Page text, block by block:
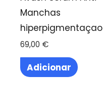
Manchas
hiperpigmentaçao
69,00 €
Adicionar